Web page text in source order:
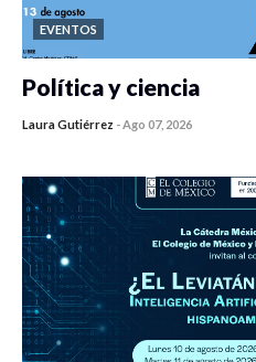
EVENTOS
Política y ciencia
Laura Gutiérrez -Ago 07, 2026